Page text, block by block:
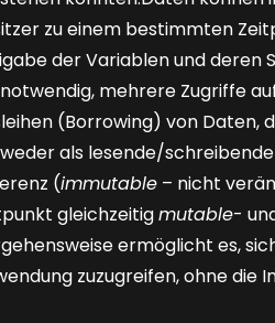
zu einem bestimmten
der Variablen und deren
mehrere Zugriffe
(Borrowing) von Daten,
als lesende/
(immutable – nicht
gleichzeitigmutable-
ermöglicht es,
zuzugreifen, ohne die